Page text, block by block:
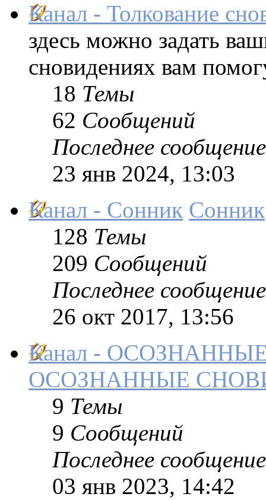
Канал - Толкование
здесь можно задать
сновидениях вам
18 Темы
62 Сообщений
Последнее сообщение
23 янв 2024, 13:03
Канал - Сонник Сонник
128 Темы
209 Сообщений
Последнее сообщение
26 окт 2017, 13:56
Канал -
ОСОЗНАННЫЕ
9 Темы
9 Сообщений
Последнее сообщение
03 янв 2023, 14:42